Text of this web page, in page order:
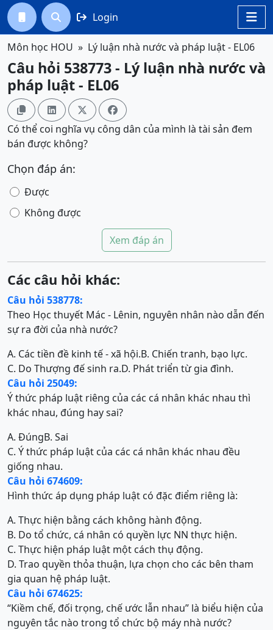

  Login
Môn học HOU Lý luận nhà nước và pháp luật - EL06
Câu hỏi 538773 - Lý luận nhà nước và
pháp luật - EL06
   
Có thể coi nghĩa vụ công dân của mình là tài sản đem
bán được không?
Chọn đáp án:
Được
Không được
Xem đáp án
Các câu hỏi khác:
Câu hỏi 538778:
Theo Học thuyết Mác - Lênin, nguyên nhân nào dẫn đến
sự ra đời của nhà nước?
A. Các tiền đề kinh tế - xã hội.B. Chiến tranh, bạo lực.
C. Do Thượng đế sinh ra.D. Phát triển từ gia đình.
Câu hỏi 25049:
Ý thức pháp luật riêng của các cá nhân khác nhau thì
khác nhau, đúng hay sai?
A. ĐúngB. Sai
C. Ý thức pháp luật của các cá nhân khác nhau đều
giống nhau.
Câu hỏi 674609:
Hình thức áp dụng pháp luật có đặc điểm riêng là:
A. Thực hiện bằng cách không hành động.
B. Do tổ chức, cá nhân có quyền lực NN thực hiện.
C. Thực hiện pháp luật một cách thụ động.
D. Trao quyền thỏa thuận, lựa chọn cho các bên tham
gia quan hệ pháp luật.
Câu hỏi 674625:
“Kiềm chế, đối trọng, chế ước lẫn nhau” là biểu hiện của
nguyên tắc nào trong tổ chức bộ máy nhà nước?